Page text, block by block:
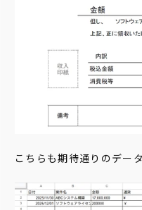
こちらも期待通りのデー